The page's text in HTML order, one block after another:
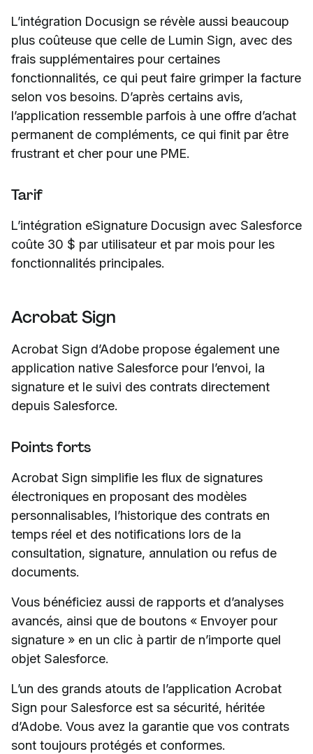
L’intégration Docusign se révèle aussi beaucoup
plus coûteuse que celle de Lumin Sign, avec des
frais supplémentaires pour certaines
fonctionnalités, ce qui peut faire grimper la facture
selon vos besoins. D’après certains avis,
l’application ressemble parfois à une offre d’achat
permanent de compléments, ce qui finit par être
frustrant et cher pour une PME.
Tarif
L’intégration eSignature Docusign avec Salesforce
coûte 30 $ par utilisateur et par mois pour les
fonctionnalités principales.
Acrobat Sign
Acrobat Sign d’Adobe propose également une
application native Salesforce pour l’envoi, la
signature et le suivi des contrats directement
depuis Salesforce.
Points forts
Acrobat Sign simplifie les flux de signatures
électroniques en proposant des modèles
personnalisables, l’historique des contrats en
temps réel et des notifications lors de la
consultation, signature, annulation ou refus de
documents.
Vous bénéficiez aussi de rapports et d’analyses
avancés, ainsi que de boutons « Envoyer pour
signature » en un clic à partir de n’importe quel
objet Salesforce.
L’un des grands atouts de l’application Acrobat
Sign pour Salesforce est sa sécurité, héritée
d’Adobe. Vous avez la garantie que vos contrats
sont toujours protégés et conformes.